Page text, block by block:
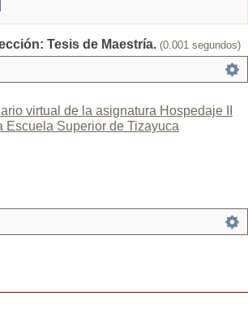
Tesis de Maestría. (0.001 segundos)
virtual de la asignatura Hospedaje II
Escuela Superior de Tizayuca